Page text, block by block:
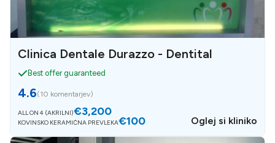
Clinica Dentale Durazzo - Dentital
Best offer guaranteed
4.6(10 komentarjev)
ALL ON 4 (AKRILNI)€3,200
KOVINSKO KERAMIČNA PREVLEKA€100 Oglej si kliniko